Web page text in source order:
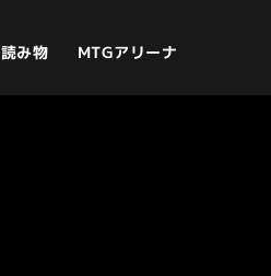
読み物 MTGアリーナ